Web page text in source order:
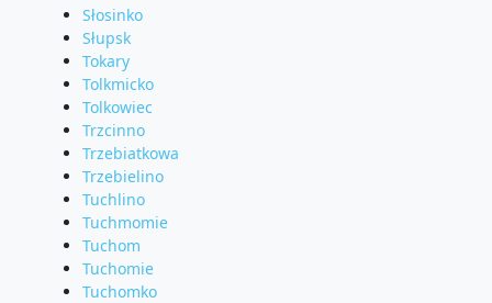
Słosinko
Słupsk
Tokary
Tolkmicko
Tolkowiec
Trzcinno
Trzebiatkowa
Trzebielino
Tuchlino
Tuchmomie
Tuchom
Tuchomie
Tuchomko